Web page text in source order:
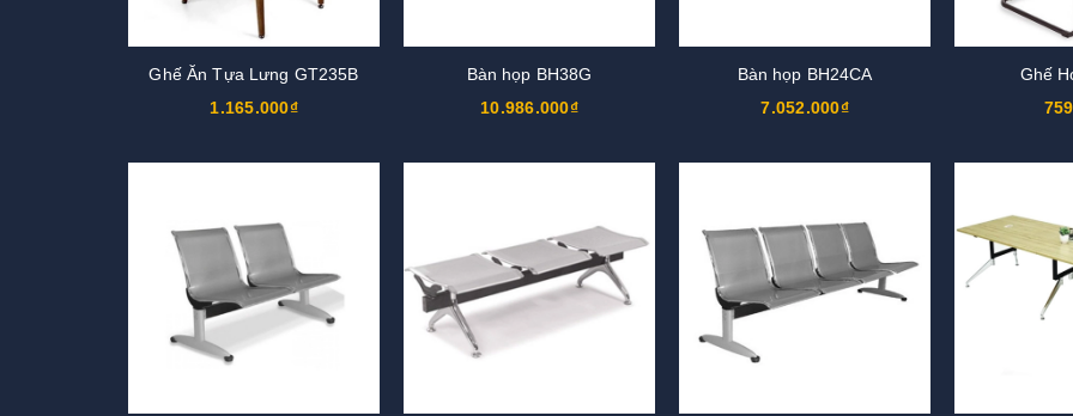
Ghế Ăn Tựa Lưng GT235B
1.165.000₫
Bàn họp BH38G
10.986.000₫
Bàn họp BH24CA
7.052.000₫
Ghế